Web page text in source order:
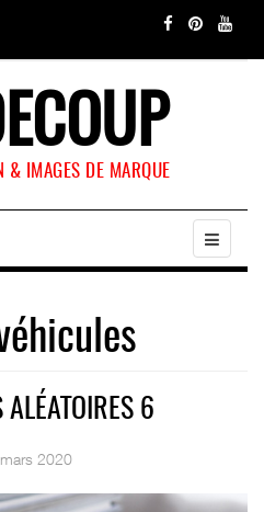
& IMAGES DE MARQUE
ALÉATOIRES 6
2020